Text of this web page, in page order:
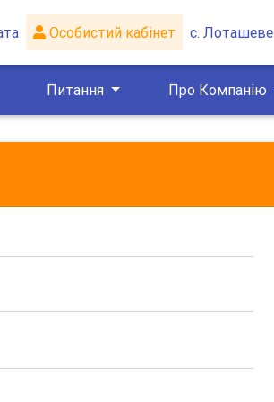
Особистий кабінет с. Лоташеве
Питання Про Компанію